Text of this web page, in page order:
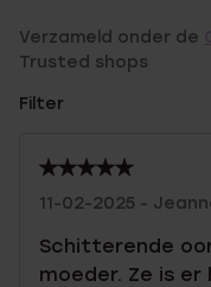
Verzameld onder de
Trusted shops
Filter
11-02-2025 -
Schitterende
moeder. Ze is er